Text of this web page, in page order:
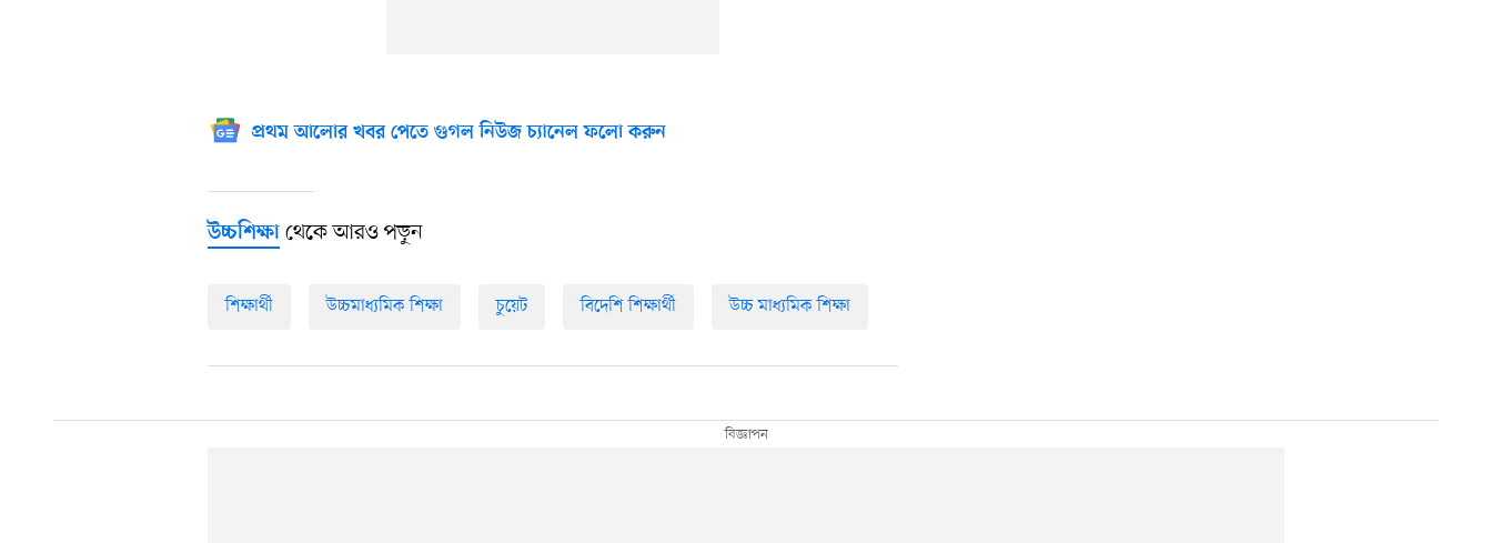
প্রথম আলোর খবর পেতে গুগল নিউজ চ্যানেল ফলো করুন
উচ্চশিক্ষা থেকে আরও পড়ুন
শিক্ষার্থী উচ্চমাধ্যমিক শিক্ষা চুয়েট বিদেশি শিক্ষার্থী উচ্চ মাধ্যমিক শিক্ষা